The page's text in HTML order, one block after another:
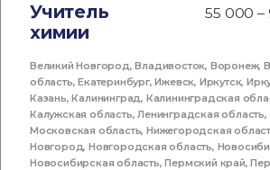
Учитель
химии
55 000 –
Великий Новгород,Владивосток, Воронеж,
область,Екатеринбург,Ижевск, Иркутск,
Казань,Калининград, Калининградская
Калужская область,Ленинградская область,
Московская область,Нижегородская
Новгород,Новгородская область,
Новосибирская область,Пермский край,